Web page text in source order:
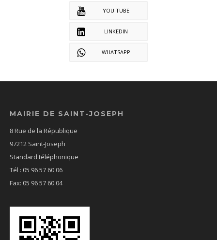
YOU TUBE
LINKEDIN
WHATSAPP
MAIRIE DE SAINT-JOSEPH
8 Rue de la République
97212 Saint-Joseph
Standard téléphonique
Tél : 05 96 57 60 06
Fax: 05 96 57 60 04